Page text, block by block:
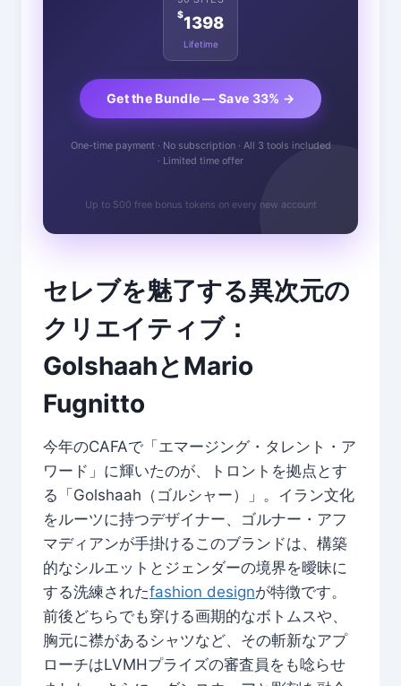
$1398
Lifetime
Get the Bundle — Save 33% →
One-time payment · No subscription · All 3 tools included
· Limited time offer
Up to 500 free bonus tokens on every new account
セレブを魅了する異次元の
クリエイティブ：
GolshaahとMario
Fugnitto
今年のCAFAで「エマージング・タレント・ア
ワード」に輝いたのが、トロントを拠点とす
る「Golshaah（ゴルシャー）」。イラン文化
をルーツに持つデザイナー、ゴルナー・アフ
マディアンが手掛けるこのブランドは、構築
的なシルエットとジェンダーの境界を曖昧に
する洗練されたfashion designが特徴です。
前後どちらでも穿ける画期的なボトムスや、
胸元に襟があるシャツなど、その斬新なアプ
ローチはLVMHプライズの審査員をも唸らせ